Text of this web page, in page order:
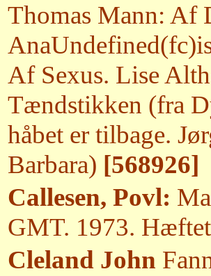
Thomas Mann: Af
Af Sexus. Lise
Tændstikken (fra
håbet er tilbage.
Barbara) [568926]
Callesen, Povl:
GMT. 1973.
Cleland John